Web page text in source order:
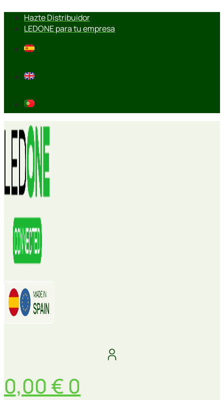
contenido
Hazte Distribuidor
LEDONE para tu empresa
0,00 € 0